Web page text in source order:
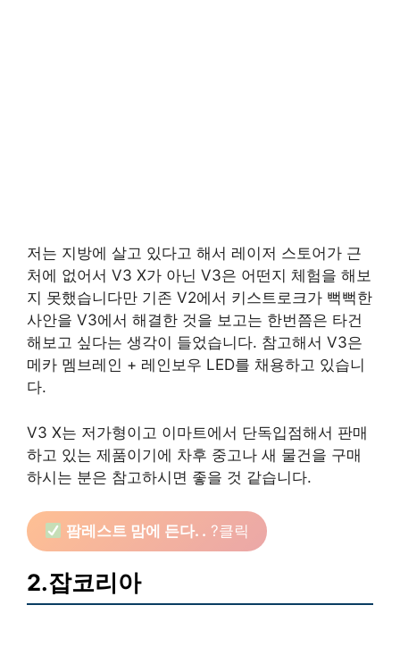
저는 지방에 살고 있다고 해서 레이저 스토어가 근
처에 없어서 V3 X가 아닌 V3은 어떤지 체험을 해보
지 못했습니다만 기존 V2에서 키스트로크가 뻑뻑한
사안을 V3에서 해결한 것을 보고는 한번쯤은 타건
해보고 싶다는 생각이 들었습니다. 참고해서 V3은
메카 멤브레인 + 레인보우 LED를 채용하고 있습니
다.
V3 X는 저가형이고 이마트에서 단독입점해서 판매
하고 있는 제품이기에 차후 중고나 새 물건을 구매
하시는 분은 참고하시면 좋을 것 같습니다.
팜레스트 맘에 든다. . ?클릭
2.잡코리아